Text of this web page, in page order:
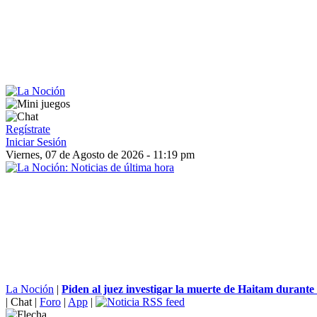
Regístrate
Iniciar Sesión
Viernes, 07 de Agosto de 2026 - 11:19 pm
La Noción | Piden al juez investigar la muerte de Haitam durante
| Chat | Foro | App |